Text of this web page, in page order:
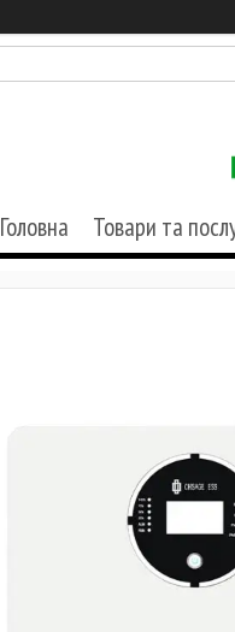
Головна Товари та